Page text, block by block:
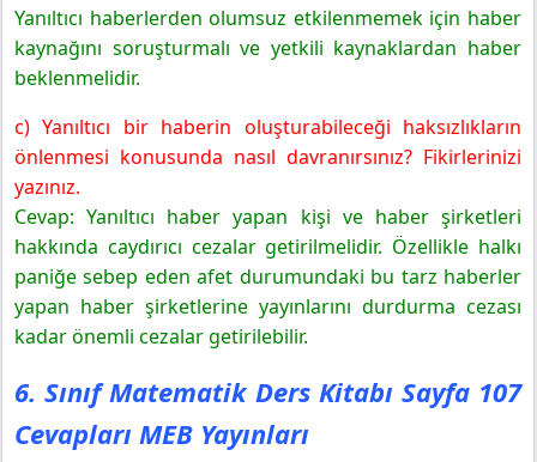
Yanıltıcı haberlerden olumsuz etkilenmemek için haber
kaynağını soruşturmalı ve yetkili kaynaklardan haber
beklenmelidir.
c) Yanıltıcı bir haberin oluşturabileceği haksızlıkların
önlenmesi konusunda nasıl davranırsınız? Fikirlerinizi
yazınız.
Cevap: Yanıltıcı haber yapan kişi ve haber şirketleri
hakkında caydırıcı cezalar getirilmelidir. Özellikle halkı
paniğe sebep eden afet durumundaki bu tarz haberler
yapan haber şirketlerine yayınlarını durdurma cezası
kadar önemli cezalar getirilebilir.
6. Sınıf Matematik Ders Kitabı Sayfa 107
Cevapları MEB Yayınları